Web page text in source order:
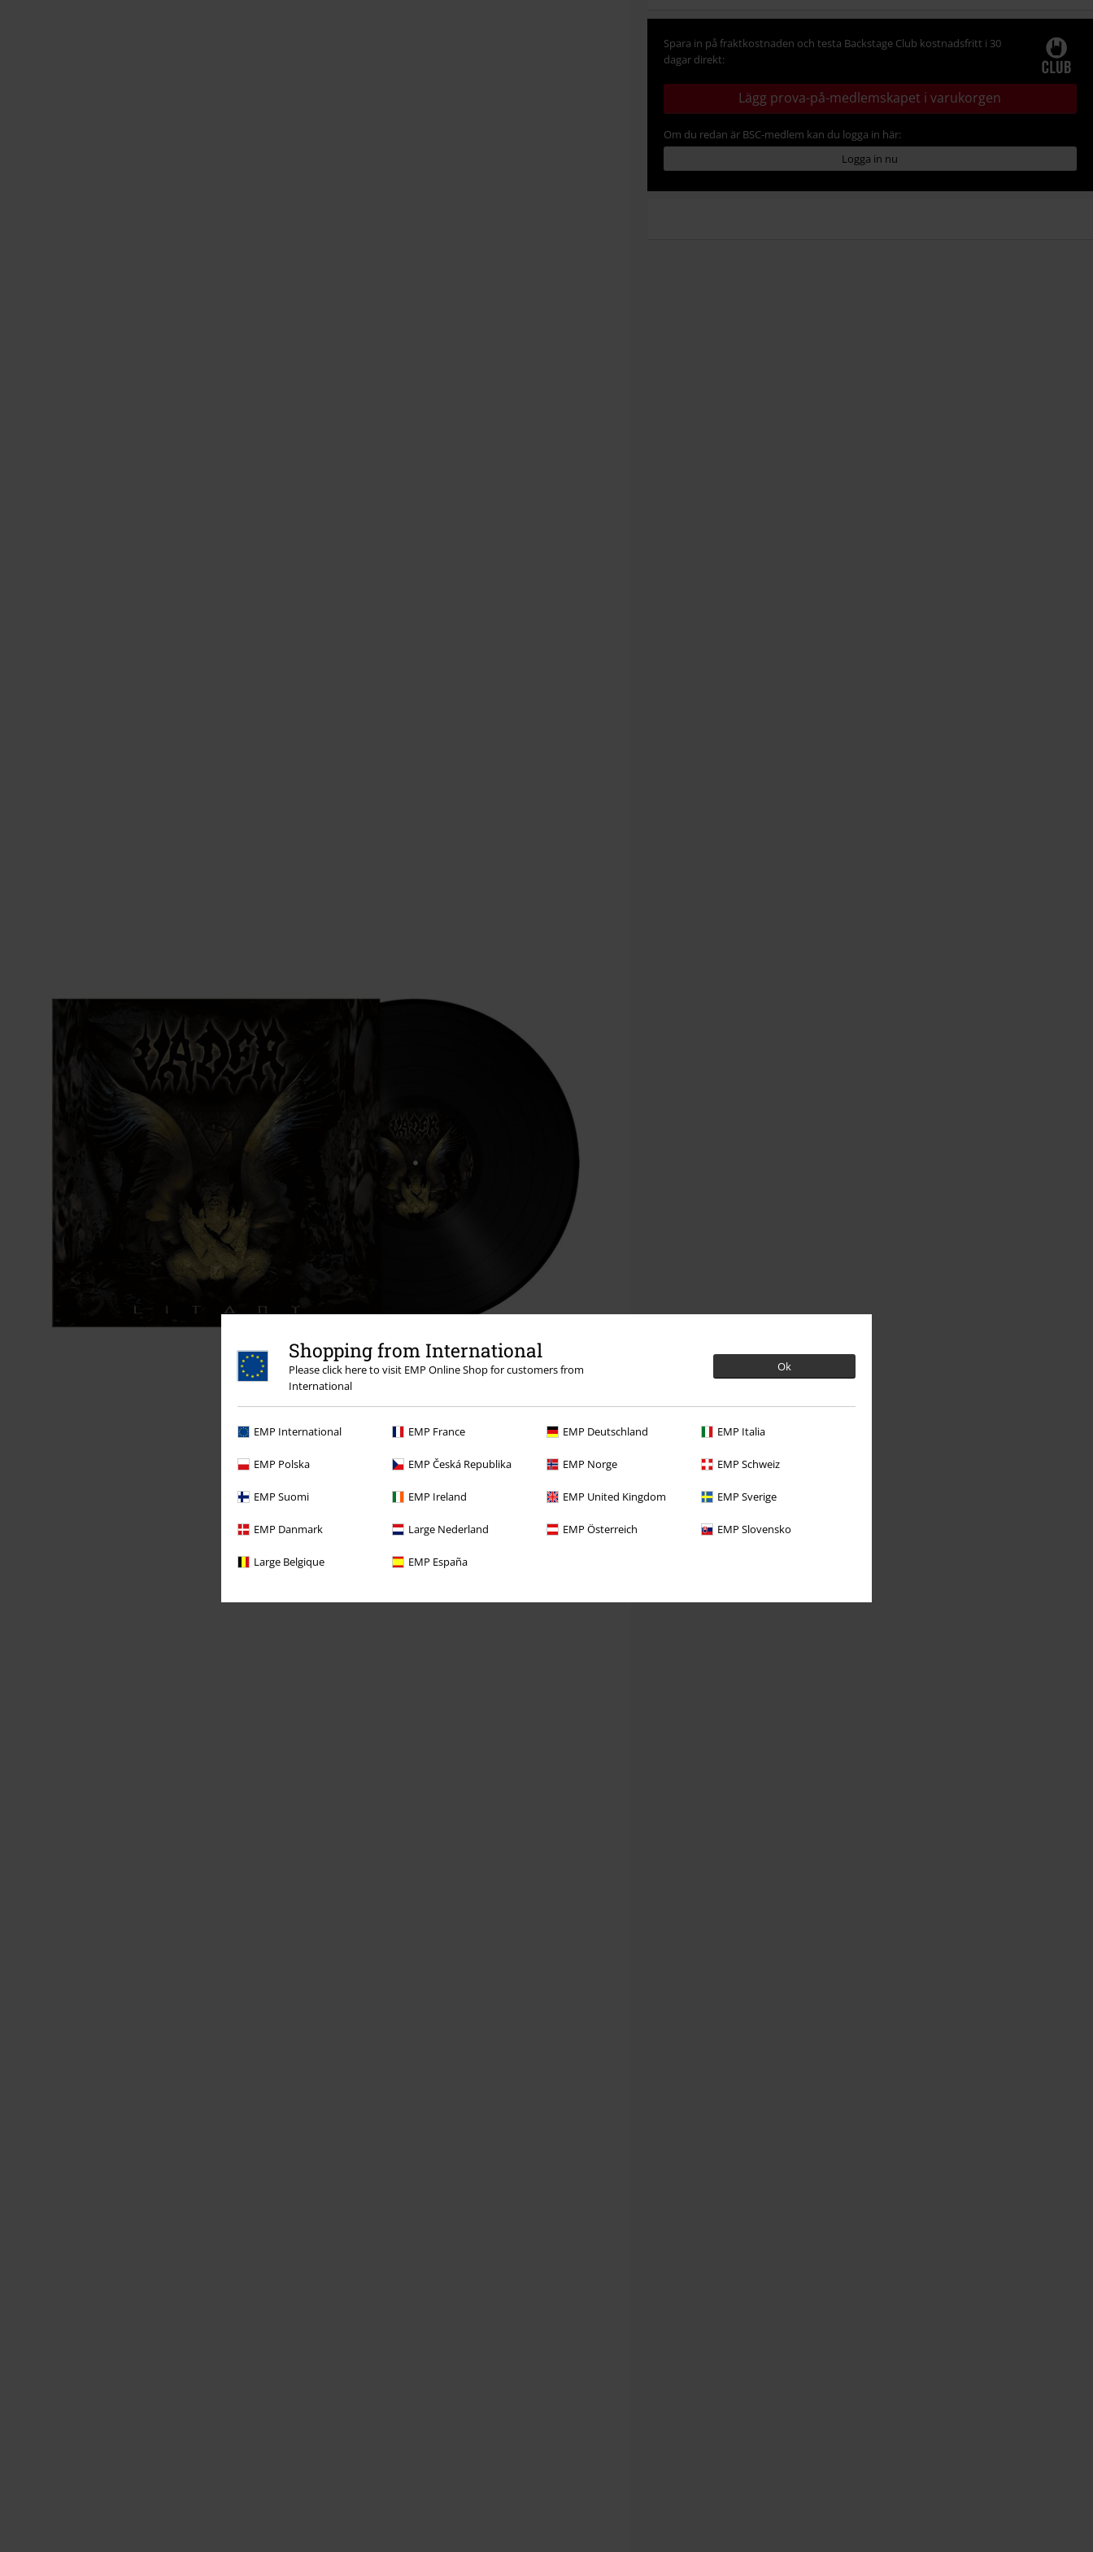
Shopping from International
Please click here to visit EMP Online Shop for customers from
International
Ok
EMP International EMP France EMP Deutschland EMP Italia
EMP Polska EMP Česká Republika EMP Norge EMP Schweiz
EMP Suomi EMP Ireland EMP United Kingdom EMP Sverige
EMP Danmark Large Nederland EMP Österreich EMP Slovensko
Large Belgique EMP España
Spara in på fraktkostnaden och testa Backstage Club kostnadsfritt i 30
dagar direkt:
Lägg prova-på-medlemskapet i varukorgen
Om du redan är BSC-medlem kan du logga in här:
Logga in nu